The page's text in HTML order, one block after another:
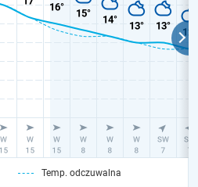
Temp. odczuwalna